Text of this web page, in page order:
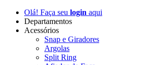
Olá! Faça seu login aqui
Departamentos
Acessórios
Snap e Giradores
Argolas
Split Ring